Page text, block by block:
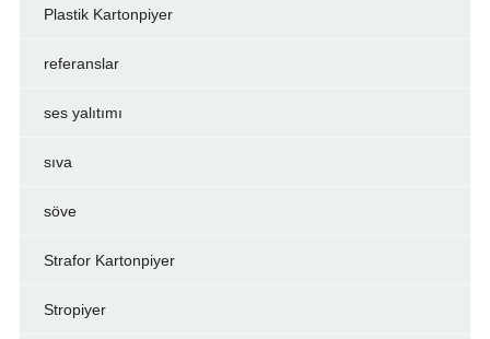
Plastik Kartonpiyer
referanslar
ses yalıtımı
sıva
söve
Strafor Kartonpiyer
Stropiyer